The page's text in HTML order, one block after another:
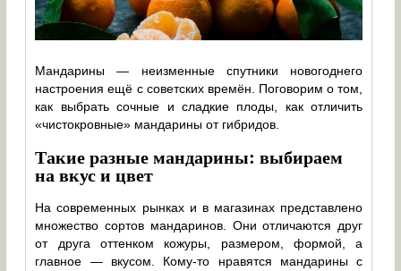
Мандарины — неизменные спутники новогоднего
настроения ещё с советских времён. Поговорим о том,
как выбрать сочные и сладкие плоды, как отличить
«чистокровные» мандарины от гибридов.
Такие разные мандарины: выбираем
на вкус и цвет
На современных рынках и в магазинах представлено
множество сортов мандаринов. Они отличаются друг
от друга оттенком кожуры, размером, формой, а
главное — вкусом. Кому-то нравятся мандарины с